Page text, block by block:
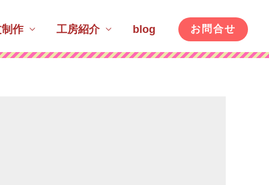
作 工房紹介 blog お問合せ